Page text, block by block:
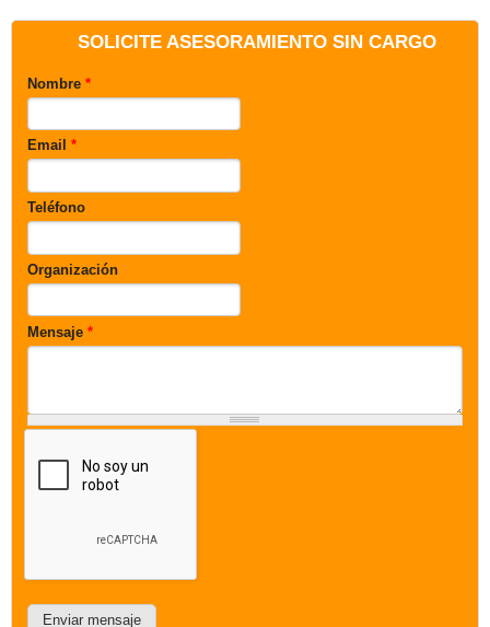
SOLICITE ASESORAMIENTO SIN CARGO
Nombre *
Email *
Teléfono
Organización
Mensaje *